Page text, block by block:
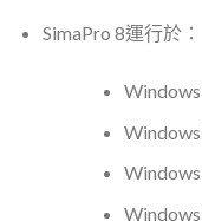
SimaPro 8運行於：
Windows